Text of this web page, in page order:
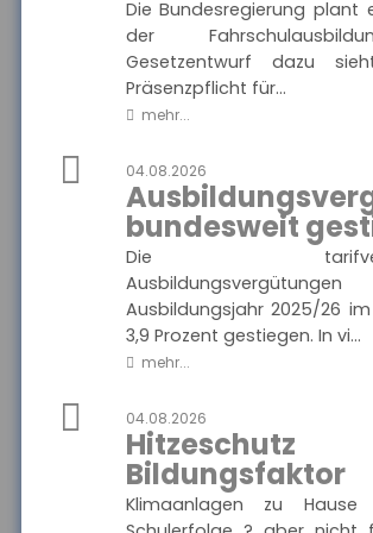
Die Bundesregierung plant
der
Gesetzentwurf dazu
Präsenzpflicht für...
mehr...
04.08.2026
bundesweit
Die
Ausbildungsjahr 2025/26
3,9 Prozent gestiegen. In vi...
mehr...
04.08.2026
Bildungsfaktor
Klimaanlagen zu Hause
Privathaftpflicht
Ausgewählte Produkte
Münchener Verein -
Pflegetagegeld
Münchener Verein -
Pflegetagegeld
Hier finden Sie alle wichtigen
Informationen und
Druckstücke zur
Pflegetagegeldversicherung
des Münchener Vereins.
MEHR